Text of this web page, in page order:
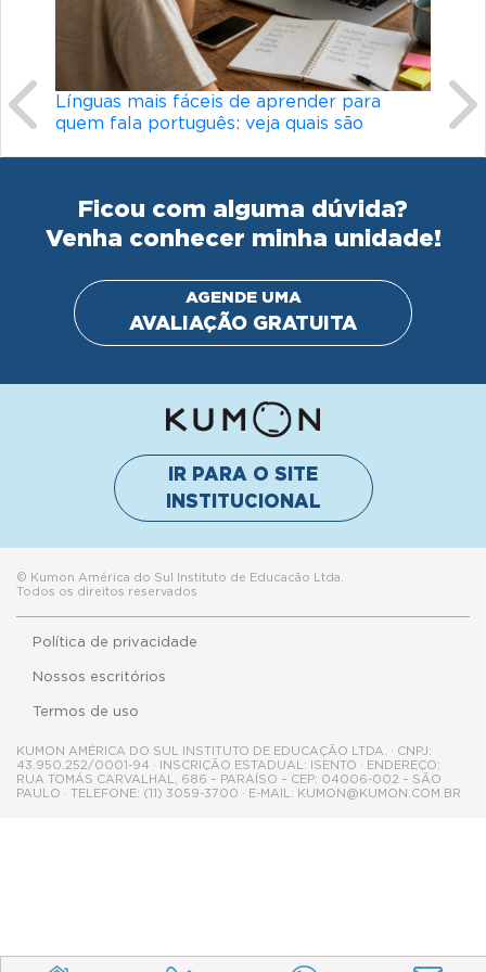
para
são
Conheça os diferenciais do material
didático do Kumon
Ficou com alguma dúvida?
Venha conhecer minha unidade!
AGENDE UMA
AVALIAÇÃO GRATUITA
IR PARA O SITE
INSTITUCIONAL
© Kumon América do Sul Instituto de Educacão Ltda.
Todos os direitos reservados
Política de privacidade
Termos de uso
Nossos escritórios
KUMON AMÉRICA DO SUL INSTITUTO DE EDUCAÇÃO LTDA. · CNPJ:
43.950.252/0001-94 · INSCRIÇÃO ESTADUAL: ISENTO · ENDEREÇO:
RUA TOMÁS CARVALHAL, 686 – PARAÍSO – CEP: 04006-002 – SÃO
PAULO · TELEFONE: (11) 3059-3700 · E-MAIL: KUMON@KUMON.COM.BR